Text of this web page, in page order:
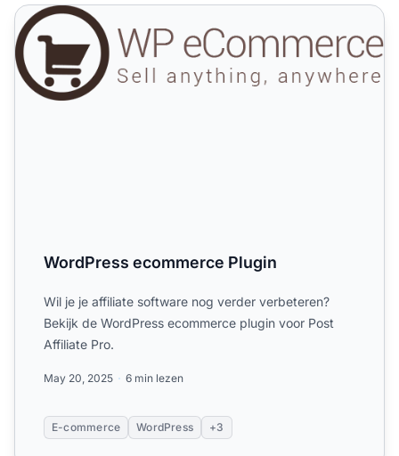
WordPress ecommerce Plugin
WordPress ecommerce Plugin
Wil je je affiliate software nog verder verbeteren?
Bekijk de WordPress ecommerce plugin voor Post
Affiliate Pro.
May 20, 2025 6 min lezen
E-commerce WordPress +3